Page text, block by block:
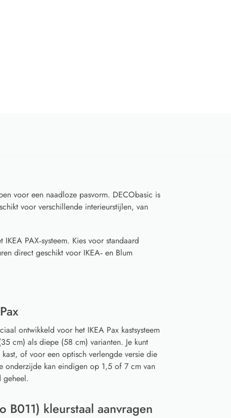
voor een naadloze pasvorm. DECObasic is
voor verschillende interieurstijlen, van
PAX‑systeem. Kies voor standaard
direct geschikt voor IKEA‑ en Blum
ontwikkeld voor het IKEA Pax kastsysteem
cm) als diepe (58 cm) varianten. Je kunt
of voor een optisch verlengde versie die
kan eindigen op 1,5 of 7 cm van
geheel.
B011) kleurstaal aanvragen